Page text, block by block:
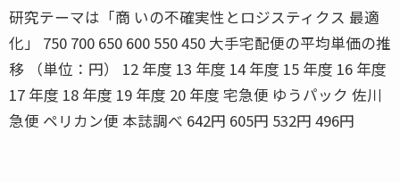
研究テーマは「商 いの不確実性とロジスティクス 最適
化」 750 700 650 600 550 450 大手宅配便の平均単価の推
移 （単位：円） 12 年度 13 年度 14 年度 15 年度 16 年度
17 年度 18 年度 19 年度 20 年度 宅急便 ゆうパック 佐川
急便 ペリカン便 本誌調べ 642円 605円 532円 496円